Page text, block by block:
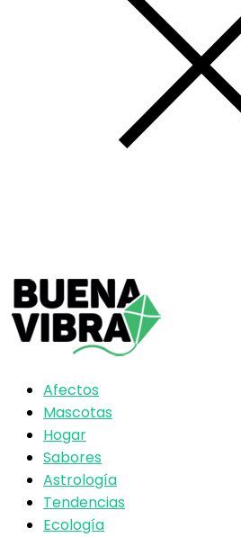
Afectos
Mascotas
Hogar
Sabores
Astrología
Tendencias
Ecología